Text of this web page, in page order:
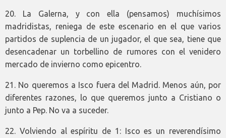
20. La Galerna, y con ella (pensamos) muchísimos
madridistas, reniega de este escenario en el que varios
partidos de suplencia de un jugador, el que sea, tiene que
desencadenar un torbellino de rumores con el venidero
mercado de invierno como epicentro.
21. No queremos a Isco fuera del Madrid. Menos aún, por
diferentes razones, lo que queremos junto a Cristiano o
junto a Pep. No va a suceder.
22. Volviendo al espíritu de 1: Isco es un reverendísimo